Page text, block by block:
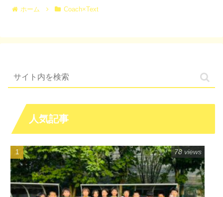
ホーム Coach×Text
人気記事
78 views